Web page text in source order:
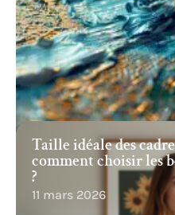
Taille idéale des
comment choisir les
?
11 mars 2026